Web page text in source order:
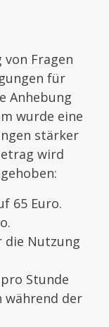
Fragen
für
Anhebung
wurde eine
stärker
wird
65 Euro.
die Nutzung
Stunde
während der